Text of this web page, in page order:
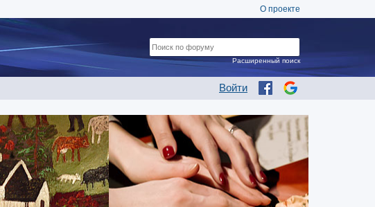
О проекте
Войти
Расширенный поиск